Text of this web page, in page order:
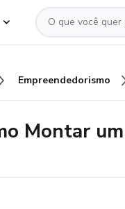
Empreendedorismo
Montar